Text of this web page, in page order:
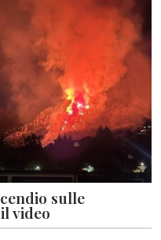
sulle
video